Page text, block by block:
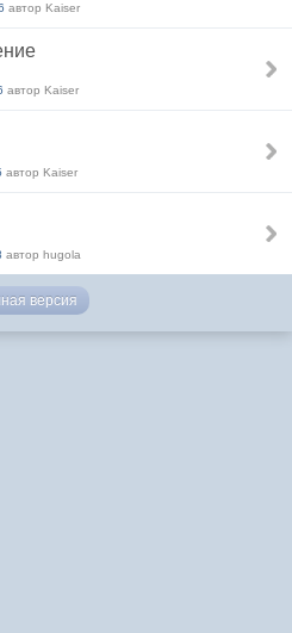
автор Kaiser
автор Kaiser
автор Kaiser
автор hugola
версия